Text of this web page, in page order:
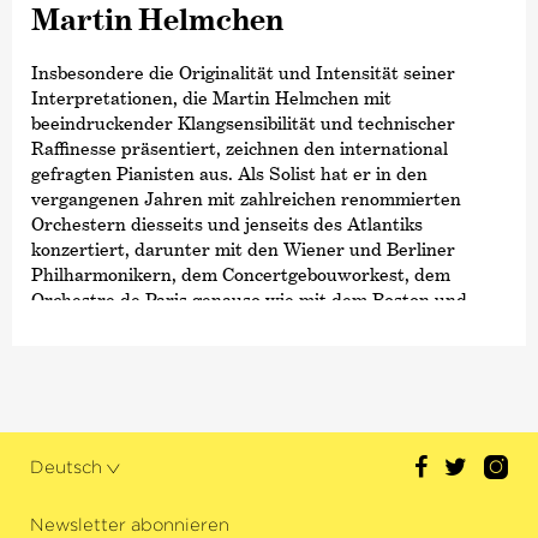
Martin Helmchen
Insbesondere die Originalität und Intensität seiner
Interpretationen, die Martin Helmchen mit
beeindruckender Klangsensibilität und technischer
Raffinesse präsentiert, zeichnen den international
gefragten Pianisten aus. Als Solist hat er in den
vergangenen Jahren mit zahlreichen renommierten
Orchestern diesseits und jenseits des Atlantiks
konzertiert, darunter mit den Wiener und Berliner
Philharmonikern, dem Concertgebouworkest, dem
Orchestre de Paris genauso wie mit dem Boston und
die Kammermusik ein. Zu seinen engen
Deutsch
Newsletter abonnieren